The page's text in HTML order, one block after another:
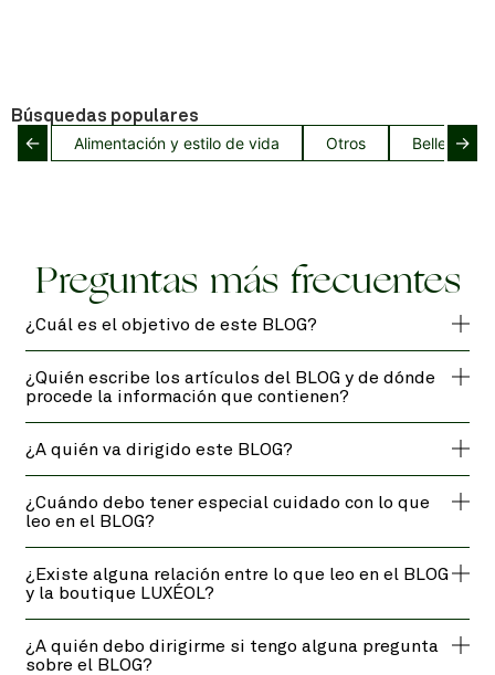
Búsquedas populares
← Alimentación y estilo de vida Otros Belleza
→
Preguntas más frecuentes
¿Cuál es el objetivo de este BLOG?
¿Quién escribe los artículos del BLOG y de dónde
procede la información que contienen?
¿A quién va dirigido este BLOG?
¿Cuándo debo tener especial cuidado con lo que
leo en el BLOG?
¿Existe alguna relación entre lo que leo en el BLOG
y la boutique LUXÉOL?
¿A quién debo dirigirme si tengo alguna pregunta
sobre el BLOG?